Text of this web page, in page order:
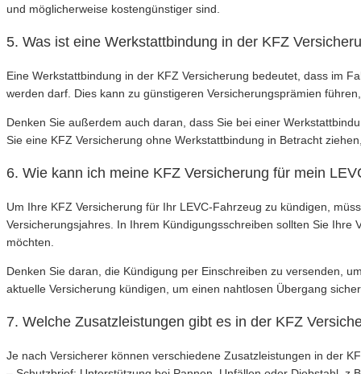
und möglicherweise kostengünstiger sind.
5. Was ist eine Werkstattbindung in der KFZ
Eine Werkstattbindung in der KFZ Versicherung bedeutet, dass im
werden darf. Dies kann zu günstigeren Versicherungsprämien
Denken Sie außerdem auch daran, dass Sie bei einer
Sie eine KFZ Versicherung ohne Werkstattbindung in Betracht
6. Wie kann ich meine KFZ Versicherung für mein
Um Ihre KFZ Versicherung für Ihr LEVC-Fahrzeug zu kündigen,
Versicherungsjahres. In Ihrem Kündigungsschreiben sollten Sie
möchten.
Denken Sie daran, die Kündigung per Einschreiben zu versenden,
aktuelle Versicherung kündigen, um einen nahtlosen Übergang
7. Welche Zusatzleistungen gibt es in der KFZ
Je nach Versicherer können verschiedene Zusatzleistungen in der